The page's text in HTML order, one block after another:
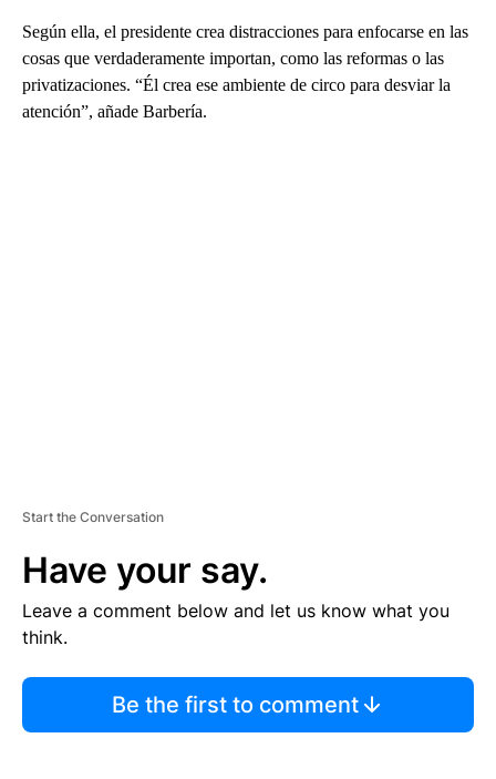
Según ella, el presidente crea distracciones para enfocarse en las
cosas que verdaderamente importan, como las reformas o las
privatizaciones. “Él crea ese ambiente de circo para desviar la
atención”, añade Barbería.
Start the Conversation
Have your say.
Leave a comment below and let us know what you
think.
Be the first to comment